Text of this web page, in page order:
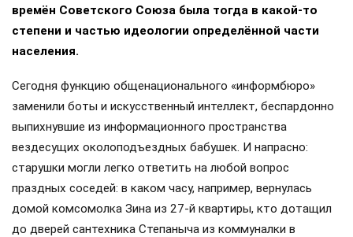
времён Советского Союза была тогда в какой-то
степени и частью идеологии определённой части
населения.
Сегодня функцию общенационального «информбюро»
заменили боты и искусственный интеллект, беспардонно
выпихнувшие из информационного пространства
вездесущих околоподъездных бабушек. И напрасно:
старушки могли легко ответить на любой вопрос
праздных соседей: в каком часу, например, вернулась
домой комсомолка Зина из 27-й квартиры, кто дотащил
до дверей сантехника Степаныча из коммуналки в